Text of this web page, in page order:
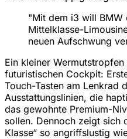
"Mit dem i3 will BMW
Mittelklasse-
neuen Aufschwung
Ein kleiner
futuristischen Cockpit:
Touch-Tasten am Lenkrad
Ausstattungslinien, die
das gewohnte Premium-
sollen. Dennoch zeigt sich
Klasse“ so angriffslustig